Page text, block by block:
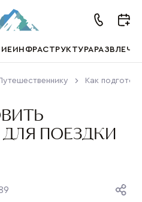
ИНФРАСТРУКТУРА
Как
ПОЕЗДКИ